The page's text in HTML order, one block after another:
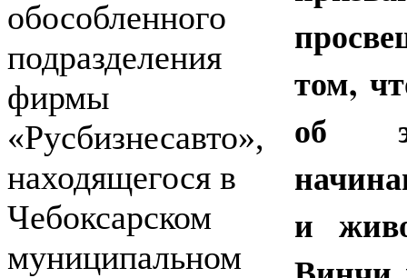
обособленного
подразделения
фирмы
«Русбизнесавто»,
находящегося в
Чебоксарском
муниципальном
том,
об
и